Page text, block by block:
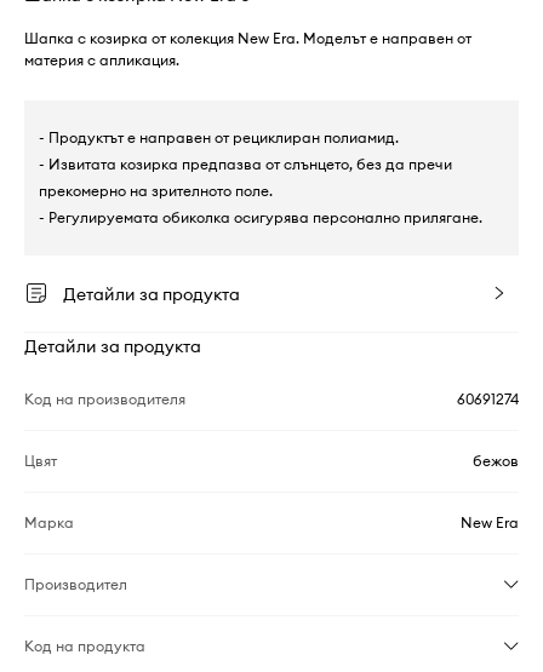
Шапка с козирка от колекция New Era. Моделът е направен от
материя с апликация.
- Продуктът е направен от рециклиран полиамид.
- Извитата козирка предпазва от слънцето, без да пречи
прекомерно на зрителното поле.
- Регулируемата обиколка осигурява персонално прилягане.
Детайли за продукта
Детайли за продукта
Код на производителя 60691274
Цвят бежов
Марка New Era
Производител
Код на продукта